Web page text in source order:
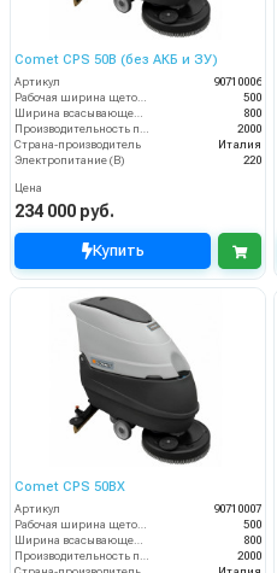
Comet CPS 50B (без АКБ и ЗУ)
Артикул
90710006
Рабочая ширина щеток (мм)
500
Ширина всасывающей балки (мм)
800
Производительность по площади (м2/ч)
2000
Страна-производитель
Италия
Электропитание (В)
220
Цена
234 000 руб.
Купить
Comet CPS 50BX
Артикул
90710007
500
800
2000